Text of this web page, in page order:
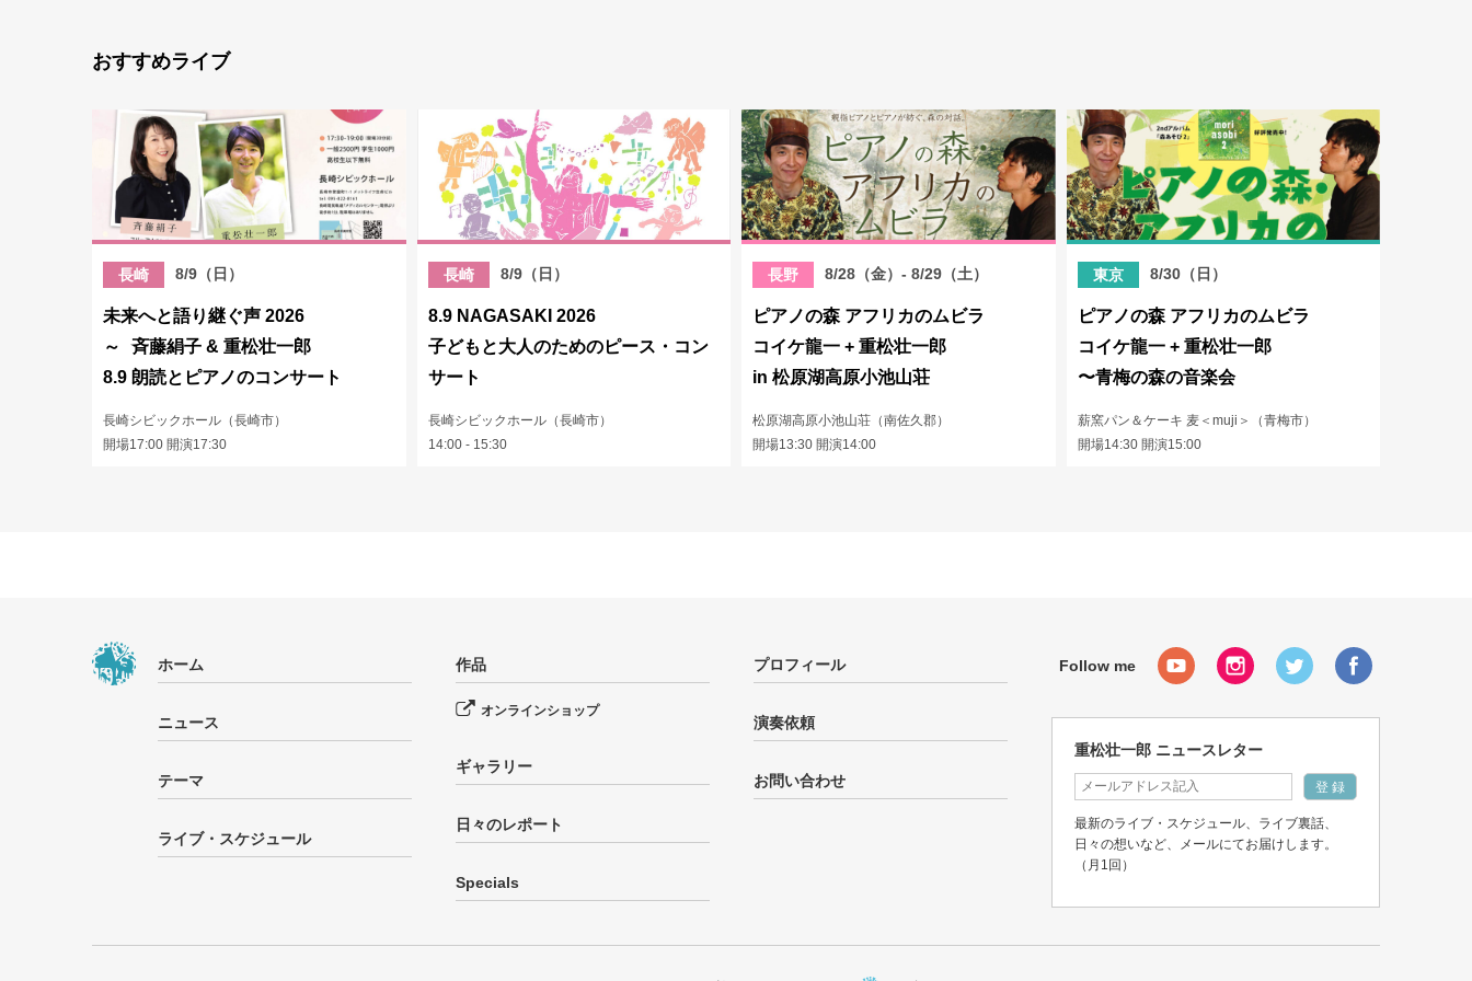
おすすめライブ
長崎 8/9（日）
未来へと語り継ぐ声 2026
～ 斉藤絹子 & 重松壮一郎
8.9 朗読とピアノのコンサート
長崎シビックホール（長崎市）
開場17:00 開演17:30
長崎 8/9（日）
8.9 NAGASAKI 2026
子どもと大人のためのピース・コン
サート
長崎シビックホール（長崎市）
14:00 - 15:30
長野 8/28（金）- 8/29（土）
ピアノの森 アフリカのムビラ
コイケ龍一 + 重松壮一郎
in 松原湖高原小池山荘
松原湖高原小池山荘（南佐久郡）
開場13:30 開演14:00
東京 8/30（日）
ピアノの森 アフリカのムビラ
コイケ龍一 + 重松壮一郎
〜青梅の森の音楽会
薪窯パン＆ケーキ 麦＜muji＞（青梅市）
開場14:30 開演15:00
ホーム
ニュース
テーマ
ライブ・スケジュール
作品
オンラインショップ
ギャラリー
日々のレポート
Specials
プロフィール
演奏依頼
お問い合わせ
重松壮一郎 ニュースレター
最新のライブ・スケジュール、ライブ裏話、
日々の想いなど、メールにてお届けします。
（月1回）